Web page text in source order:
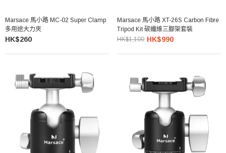
Marsace 馬小路 MC-02 Super Clamp
多用途大力夾
HK$260
Marsace 馬小路 XT-26S Carbon Fibre
Tripod Kit 碳纖維三腳架套裝
HK$1,100 HK$990